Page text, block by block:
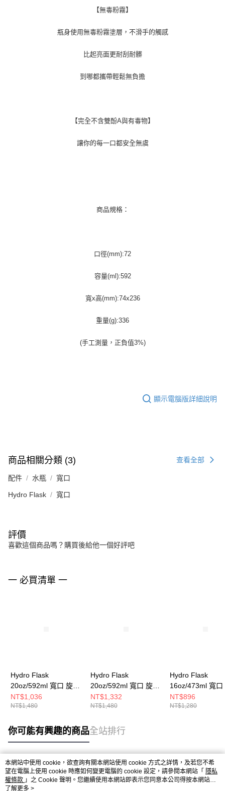
【無毒粉霧】
瓶身使用無毒粉霧塗層，不滑手的觸感
比起亮面更耐刮耐髒
到哪都攜帶輕鬆無負擔
【完全不含雙酚A與有毒物】
讓你的每一口都安全無虞
商品規格：
口徑(mm):72
容量(ml):592
寬x高(mm):74x236
重量(g):336
(手工測量，正負值3%)
顯示電腦版詳細說明
商品相關分類 (3) 查看全部
配件 水瓶 寬口
Hydro Flask 寬口
評價
喜歡這個商品嗎？購買後給他一個好評吧
一 必買清單 一
Hydro Flask
20oz/592ml 寬口 旋轉
咖啡蓋 保溫瓶 化石棕
NT$1,036
NT$1,480
Hydro Flask
20oz/592ml 寬口 旋轉
咖啡蓋 保溫瓶 酒紅色
NT$1,332
NT$1,480
Hydro Flask
16oz/473ml 寬口
咖啡蓋 保溫瓶 棗
NT$896
NT$1,280
你可能有興趣的商品全站排行
熱門標籤
本網站中使用 cookie，欲查詢有關本網站使用 cookie 方式之詳情，及若您不希
望在電腦上使用 cookie 時應如何變更電腦的 cookie 設定，請參閱本網站「 隱私
權條款 」之 Cookie 聲明。您繼續使用本網站即表示您同意本公司得按本網站使
用條款之 Cookie 聲明使用 cookie。
了解更多 >